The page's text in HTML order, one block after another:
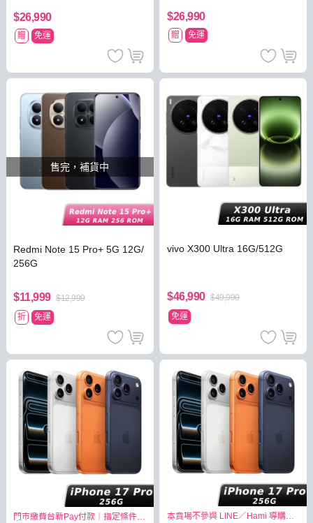
$26,990
贈 免運
$26,990
贈 免運
售完，補貨中
Redmi Note 15 Pro+ 5G 12G/
256G
$11,999 $12,999
折
免運
vivo X300 Ultra 16G/512G
$46,990 $49,990
免運
門市繳費台新Pay付款｜指定條件最
本賣場不參與 LINE／Hami 導購回